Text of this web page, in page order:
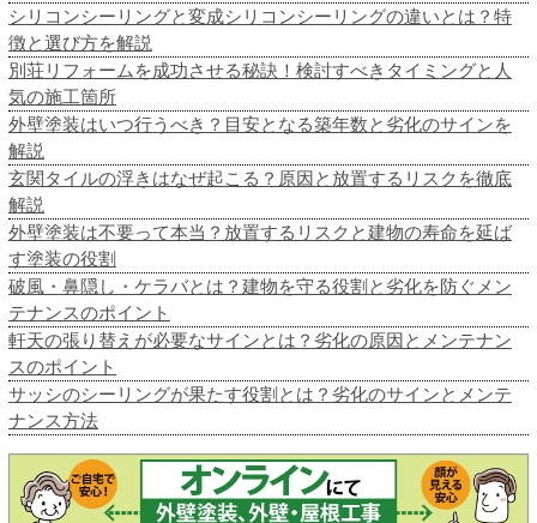
シリコンシーリングと変成シリコンシーリングの違いとは？特
徴と選び方を解説
別荘リフォームを成功させる秘訣！検討すべきタイミングと人
気の施工箇所
外壁塗装はいつ行うべき？目安となる築年数と劣化のサインを
解説
玄関タイルの浮きはなぜ起こる？原因と放置するリスクを徹底
解説
外壁塗装は不要って本当？放置するリスクと建物の寿命を延ば
す塗装の役割
破風・鼻隠し・ケラバとは？建物を守る役割と劣化を防ぐメン
テナンスのポイント
軒天の張り替えが必要なサインとは？劣化の原因とメンテナン
スのポイント
サッシのシーリングが果たす役割とは？劣化のサインとメンテ
ナンス方法